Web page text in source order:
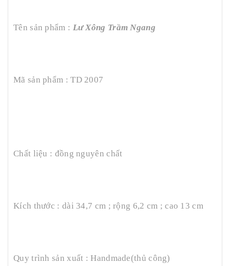
Tên sản phẩm : Lư Xông Trầm Ngang
Mã sản phẩm : TD 2007
Chất liệu : đồng nguyên chất
Kích thước : dài 34,7 cm ; rộng 6,2 cm ; cao 13 cm
Quy trình sản xuất : Handmade(thủ công)